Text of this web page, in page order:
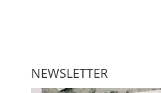
NEWSLETTER